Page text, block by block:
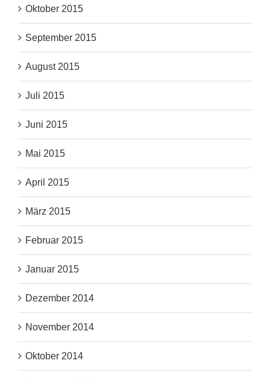
Oktober 2015
September 2015
August 2015
Juli 2015
Juni 2015
Mai 2015
April 2015
März 2015
Februar 2015
Januar 2015
Dezember 2014
November 2014
Oktober 2014